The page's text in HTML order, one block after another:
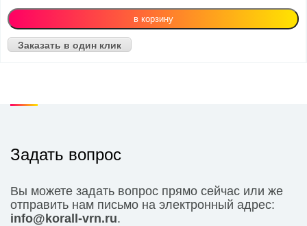
Заказать в один клик
Задать вопрос
Вы можете задать вопрос прямо сейчас или же
отправить нам письмо на электронный адрес:
info@korall-vrn.ru.